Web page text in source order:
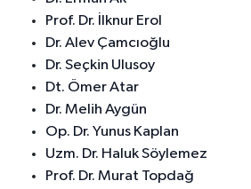
Prof. Dr. İlknur Erol
Dr. Alev Çamcıoğlu
Dr. Seçkin Ulusoy
Dt. Ömer Atar
Dr. Melih Aygün
Op. Dr. Yunus Kaplan
Uzm. Dr. Haluk Söylemez
Prof. Dr. Murat Topdağ